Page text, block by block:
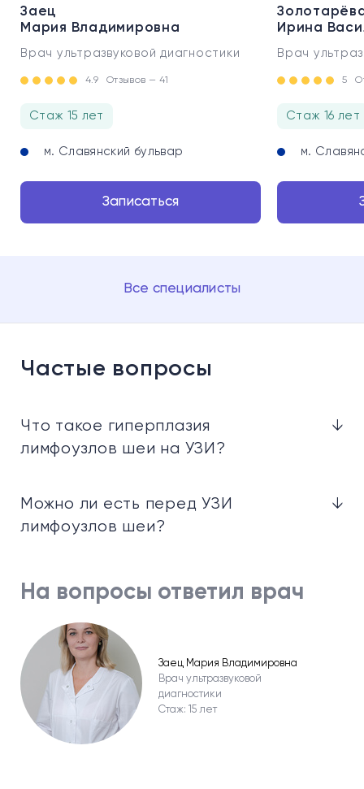
Заец
Мария Владимировна
Врач ультразвуковой диагностики
4.9 Отзывов — 41
Стаж 15 лет
м. Славянский бульвар
Записаться
Ирина
Врач
5
Стаж 16 лет
м.
Все специалисты
Частые вопросы
Что такое гиперплазия
лимфоузлов шеи на УЗИ?
↓
Можно ли есть перед УЗИ
лимфоузлов шеи?
↓
На вопросы ответил врач
Заец Мария Владимировна
Врач ультразвуковой
диагностики
Стаж: 15 лет